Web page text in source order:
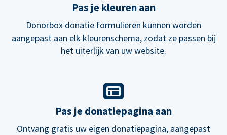
Pas je kleuren aan
Donorbox donatie formulieren kunnen worden
aangepast aan elk kleurenschema, zodat ze passen bij
het uiterlijk van uw website.
Pas je donatiepagina aan
Ontvang gratis uw eigen donatiepagina, aangepast